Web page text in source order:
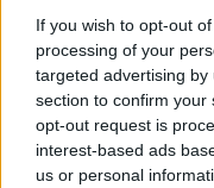
If you wish to opt-out
processing of your
targeted advertising
section to confirm your
opt-out request is
interest-based ads
us or personal
władzę totalną
metafizyczny
wszystkich kar.
Wymiar
większości